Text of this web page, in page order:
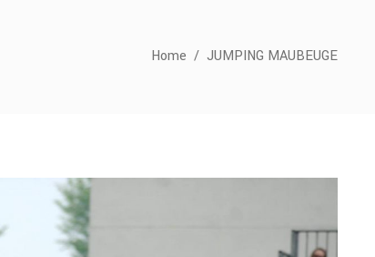
Home / JUMPING MAUBEUGE